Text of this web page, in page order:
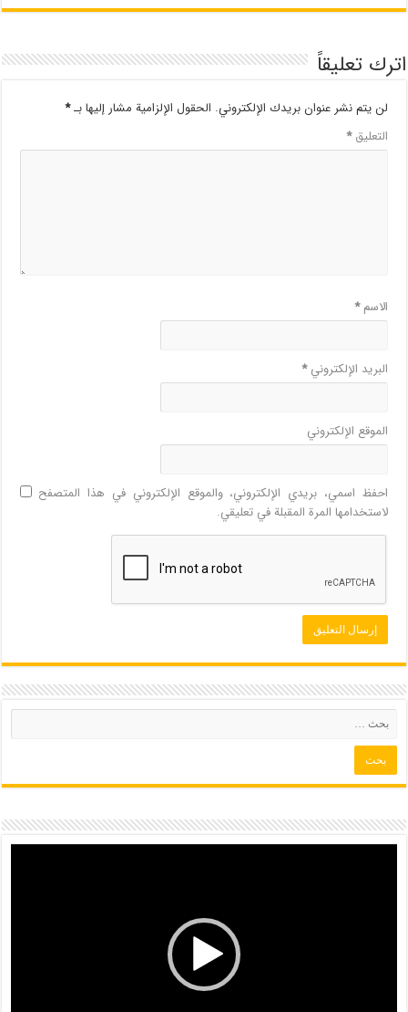
اترك تعليقاً
لن يتم نشر عنوان بريدك الإلكتروني. الحقول الإلزامية مشار إليها بـ*
التعليق*
الاسم*
البريد الإلكتروني*
الموقع الإلكتروني
احفظ اسمي، بريدي الإلكتروني، والموقع الإلكتروني في هذا المتصفح
لاستخدامها المرة المقبلة في تعليقي.